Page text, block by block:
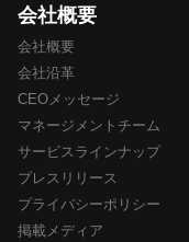
会社概要
会社概要
会社沿革
CEOメッセージ
マネージメントチーム
サービスラインナップ
プレスリリース
プライバシーポリシー
掲載メディア